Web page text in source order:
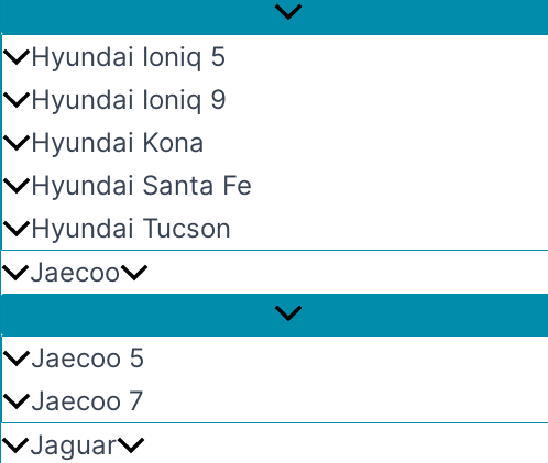
Hyundai Ioniq 5
Hyundai Ioniq 9
Hyundai Kona
Hyundai Santa Fe
Hyundai Tucson
Jaecoo
Jaecoo 5
Jaecoo 7
Jaguar